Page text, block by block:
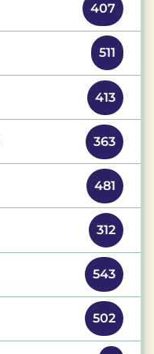
407
511
413
363
481
312
543
502